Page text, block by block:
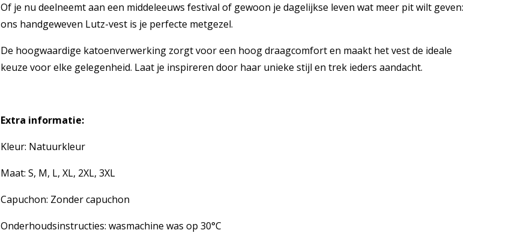
Of je nu deelneemt aan een middeleeuws festival of gewoon je dagelijkse leven wat meer pit wilt geven:
ons handgeweven Lutz-vest is je perfecte metgezel.
De hoogwaardige katoenverwerking zorgt voor een hoog draagcomfort en maakt het vest de ideale
keuze voor elke gelegenheid. Laat je inspireren door haar unieke stijl en trek ieders aandacht.
Extra informatie:
Kleur: Natuurkleur
Maat: S, M, L, XL, 2XL, 3XL
Capuchon: Zonder capuchon
Onderhoudsinstructies: wasmachine was op 30°C